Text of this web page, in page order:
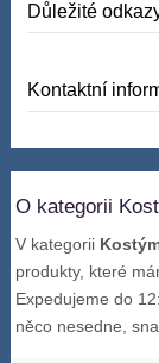
Důležité
Kontaktní
O kategorii
V kategorii
produkty, které
Expedujeme do
něco nesedne,